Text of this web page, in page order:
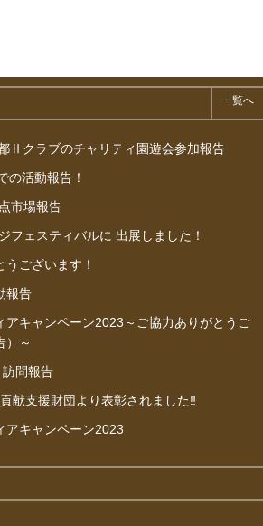
一覧へ
Ⅱクラブのチャリティ園遊会参加報告
の活動報告！
市場報告
フェスティバルに 出展しました！
ございます！
報告
アキャンペーン2023～ご協力ありがとうご
）～
問報告
献支援財団より表彰されました‼︎
アキャンペーン2023